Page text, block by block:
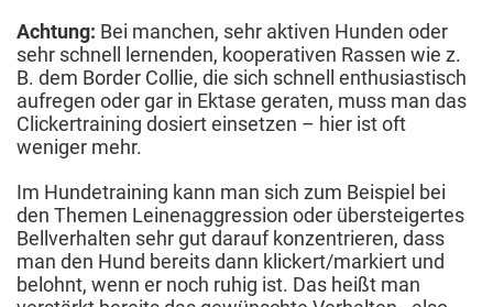
Achtung: Bei manchen, sehr aktiven Hunden oder
sehr schnell lernenden, kooperativen Rassen wie z.
B. dem Border Collie, die sich schnell enthusiastisch
aufregen oder gar in Ektase geraten, muss man das
Clickertraining dosiert einsetzen – hier ist oft
weniger mehr.
Im Hundetraining kann man sich zum Beispiel bei
den Themen Leinenaggression oder übersteigertes
Bellverhalten sehr gut darauf konzentrieren, dass
man den Hund bereits dann klickert/markiert und
belohnt, wenn er noch ruhig ist. Das heißt man